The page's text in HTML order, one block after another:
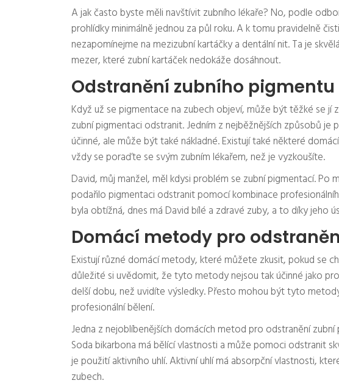
A jak často byste měli navštívit zubního lékaře? No, podle
prohlídky minimálně jednou za půl roku. A k tomu pravidelně
nezapomínejme na mezizubní kartáčky a dentální nit. Ta je
mezer, které zubní kartáček nedokáže dosáhnout.
Odstranění zubního pigmentu
Když už se pigmentace na zubech objeví, může být těžké se
zubní pigmentaci odstranit. Jedním z nejběžnějších způsobů je
účinné, ale může být také nákladné. Existují také některé
vždy se poraďte se svým zubním lékařem, než je vyzkoušíte.
David, můj manžel, měl kdysi problém se zubní pigmentací. Po
podařilo pigmentaci odstranit pomocí kombinace
byla obtížná, dnes má David bílé a zdravé zuby, a to díky jeho
Domácí metody pro
Existují různé domácí metody, které můžete zkusit, pokud se
důležité si uvědomit, že tyto metody nejsou tak účinné jako
delší dobu, než uvidíte výsledky. Přesto mohou být tyto
profesionální bělení.
Jedna z nejoblíbenějších domácích metod pro odstranění
Soda bikarbona má bělící vlastnosti a může pomoci odstranit
je použití aktivního uhlí. Aktivní uhlí má absorpční vlastnosti,
zubech.